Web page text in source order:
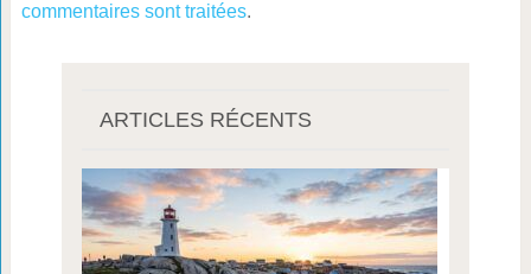
commentaires sont traitées.
ARTICLES RÉCENTS